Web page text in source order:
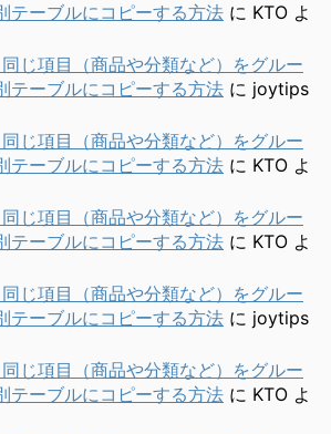
テーブルにコピーする方法 に KTO よ
じ項目（商品や分類など）をグルー
テーブルにコピーする方法 に joytips
じ項目（商品や分類など）をグルー
テーブルにコピーする方法 に KTO よ
じ項目（商品や分類など）をグルー
テーブルにコピーする方法 に KTO よ
じ項目（商品や分類など）をグルー
テーブルにコピーする方法 に joytips
じ項目（商品や分類など）をグルー
テーブルにコピーする方法 に KTO よ